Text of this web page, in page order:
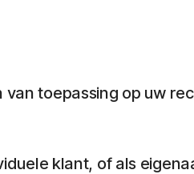
van toepassing op uw
klant, of als